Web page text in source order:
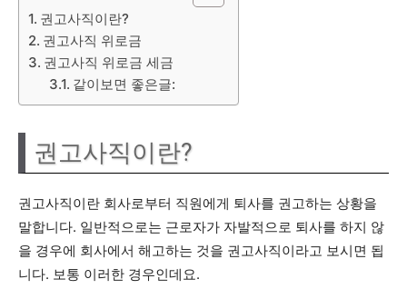
권고사직이란?
권고사직 위로금
권고사직 위로금 세금
같이보면 좋은글:
권고사직이란?
권고사직이란 회사로부터 직원에게 퇴사를 권고하는 상황을
말합니다. 일반적으로는 근로자가 자발적으로 퇴사를 하지 않
을 경우에 회사에서 해고하는 것을 권고사직이라고 보시면 됩
니다. 보통 이러한 경우인데요.